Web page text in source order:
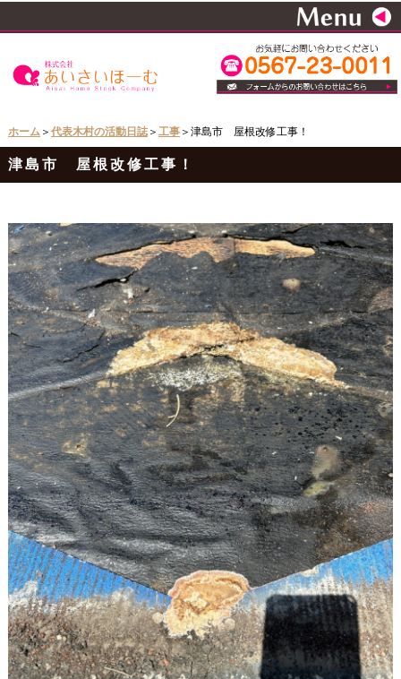
ホーム＞ 代表木村の活動日誌＞ 工事＞津島市 屋根改修工事！
津島市 屋根改修工事！